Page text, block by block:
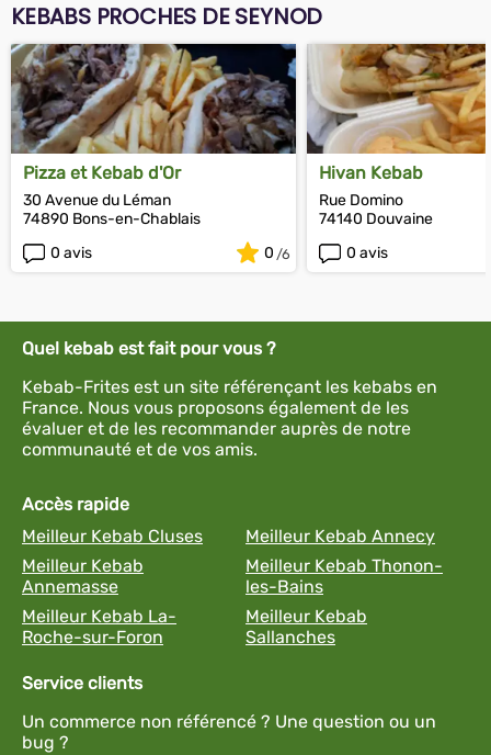
KEBABS PROCHES DE SEYNOD
Pizza et Kebab d'Or
30 Avenue du Léman
74890 Bons-en-Chablais
0 avis
0
Hivan Kebab
Rue Domino
74140 Douvaine
0 avis
Quel kebab est fait pour vous ?
Kebab-Frites est un site référençant les kebabs en
France. Nous vous proposons également de les
évaluer et de les recommander auprès de notre
communauté et de vos amis.
Accès rapide
Meilleur Kebab Cluses
Meilleur Kebab Annecy
Meilleur Kebab
Annemasse
Meilleur Kebab Thonon-
les-Bains
Meilleur Kebab La-
Roche-sur-Foron
Meilleur Kebab
Sallanches
Service clients
Un commerce non référencé ? Une question ou un
bug ?